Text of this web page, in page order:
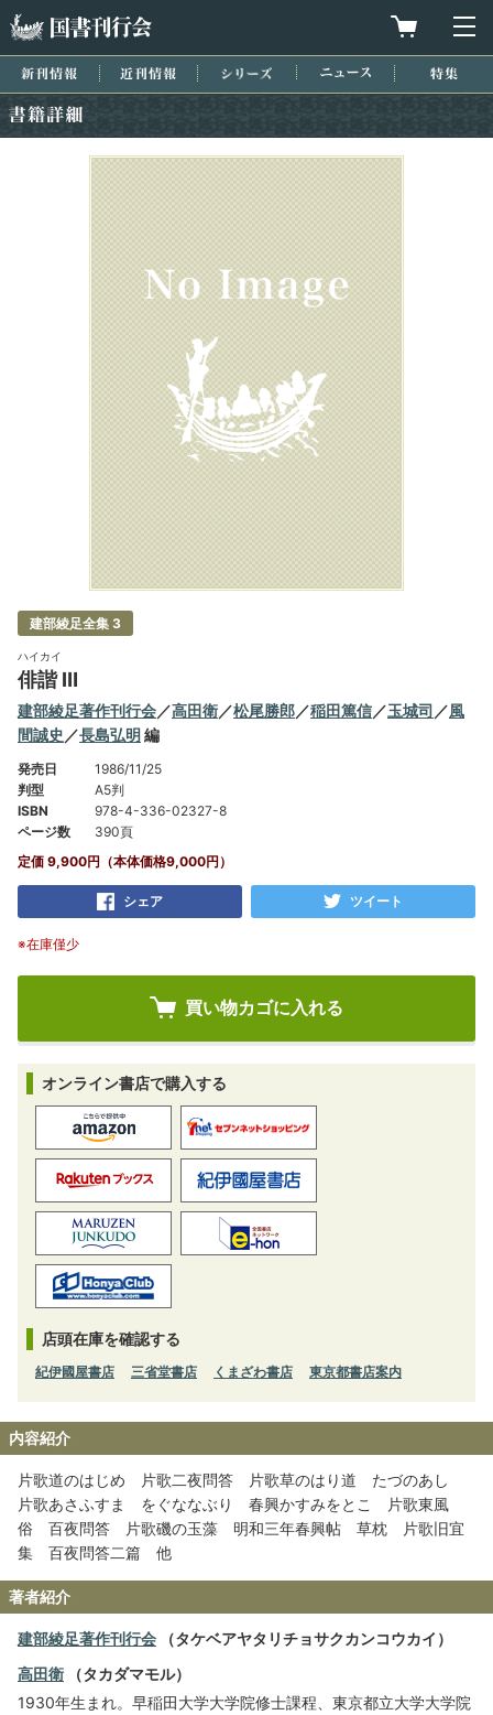
買物カゴを
新刊情報 近刊情報 シリーズ ニュース
建部綾足全集 3
ハイカイ
俳諧 Ⅲ
建部綾足著作刊行会／高田衛／松尾勝郎／稲田篤信／玉城司 ／風
間誠史 ／長島弘明 編
発売日
1986/11/25
判型
A5判
ISBN
978-4-336-02327-8
ページ数
390頁
定価 9,900円（本体価格9,000円）
シェア ツイート
※在庫僅少
オンライン書店で購入する
店頭在庫を確認する
紀伊國屋書店 三省堂書店 くまざわ書店 東京都書店案内
内容紹介
片歌道のはじめ 片歌二夜問答 片歌草のはり道 たづのあし
片歌あさふすま をぐななぶり 春興かすみをとこ 片歌東風
俗 百夜問答 片歌磯の玉藻 明和三年春興帖 草枕 片歌旧宜
集 百夜問答二篇 他
著者紹介
建部綾足著作刊行会 （タケベアヤタリチョサクカンコウカイ）
高田衛 （タカダマモル）
1930年生まれ。早稲田大学大学院修士課程、東京都立大学大学院